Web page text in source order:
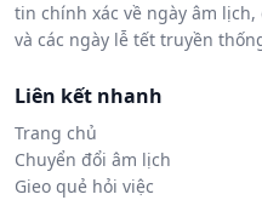
tin chính xác về ngày âm
và các ngày lễ tết truyền
Liên kết nhanh
Trang chủ
Chuyển đổi âm lịch
Gieo quẻ hỏi việc